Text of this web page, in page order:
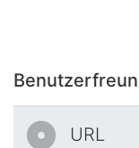
URL